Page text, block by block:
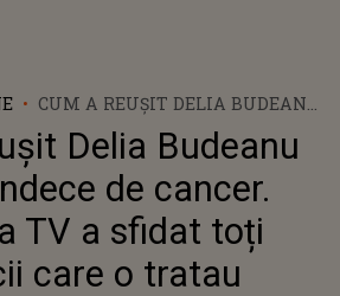
CUM A REUȘIT DELIA BUDEANU
SĂ SE VINDECE DE CANCER.
CRAINICA TV A SFIDAT TOȚI
MEDICII CARE O TRATAU
Delia Budeanu
de cancer.
TV a sfidat toți
care o tratau